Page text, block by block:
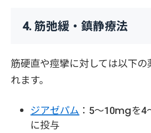
4. 筋弛緩・鎮静療法
筋硬直や痙攣に対しては以下の
れます。
ジアゼパム ：5〜10mgを4
に投与